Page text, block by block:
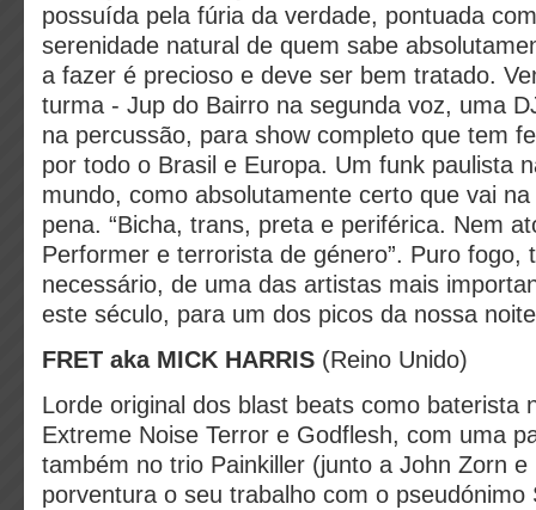
possuída pela fúria da verdade, pontuada
serenidade natural de quem sabe
a fazer é precioso e deve ser bem tratado.
turma - Jup do Bairro na segunda voz, uma
na percussão, para show completo que tem
por todo o Brasil e Europa. Um funk paulista
mundo, como absolutamente certo que vai
pena. “Bicha, trans, preta e periférica. Nem
Performer e terrorista de género”. Puro fogo,
necessário, de uma das artistas mais
este século, para um dos picos da nossa
FRET aka MICK HARRIS (Reino Unido)
Lorde original dos blast beats como baterista
Extreme Noise Terror e Godflesh, com uma
também no trio Painkiller (junto a John Zorn e
porventura o seu trabalho com o pseudónimo